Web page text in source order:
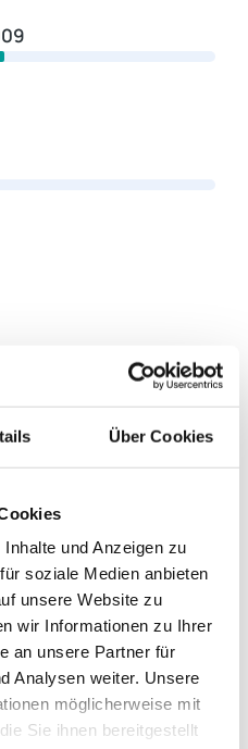
Über Cookies
und Anzeigen zu
soziale Medien anbieten
unsere Website zu
wir Informationen zu Ihrer
an unsere Partner für
Analysen weiter. Unsere
möglicherweise mit
Sie ihnen bereitgestellt
95%
60%